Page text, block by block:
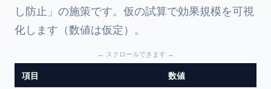
し防止」の施策です。仮の試算で効果規模を可視
化します（数値は仮定）。
項目 数値